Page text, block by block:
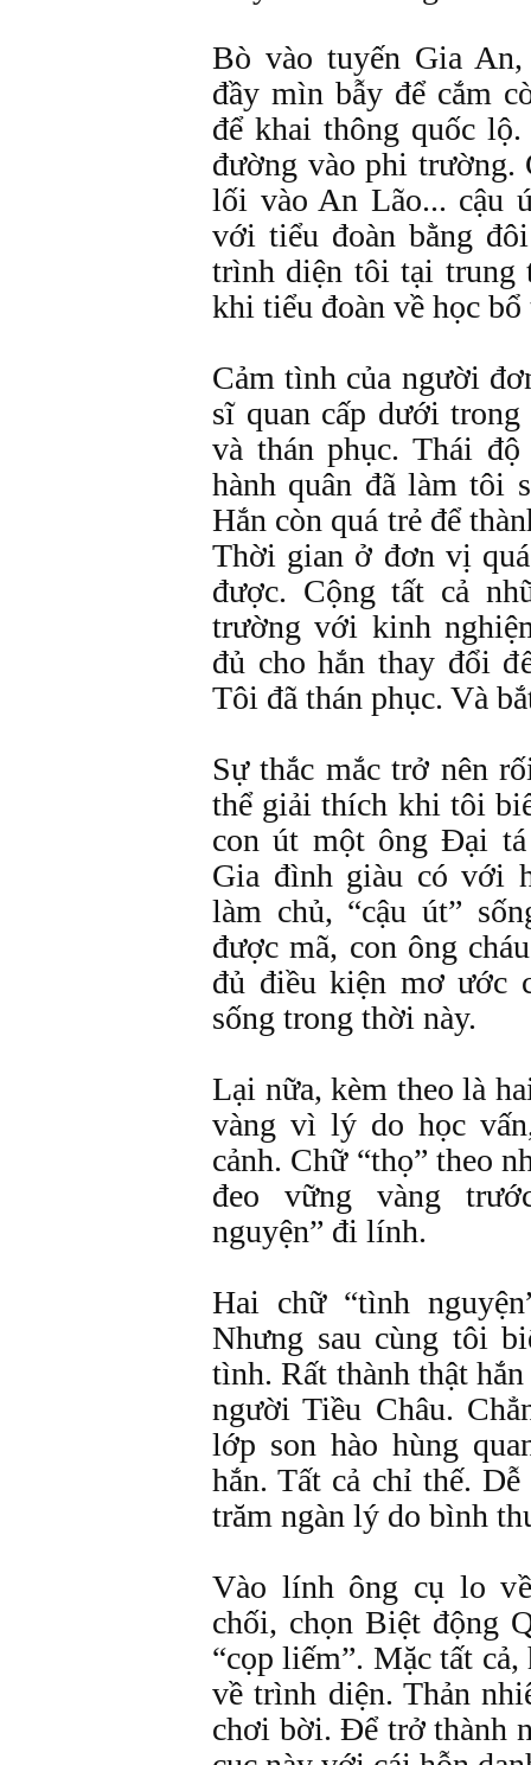
Bò vào tuyến Gia
đầy mìn bẫy để cắm
để khai thông quốc
đường vào phi trường.
lối vào An Lão... cậu
với tiểu đoàn bằng
trình diện tôi tại trung
khi tiểu đoàn về học bổ
Cảm tình của người
sĩ quan cấp dưới
và thán phục. Thái
hành quân đã làm tôi
Hắn còn quá trẻ để
Thời gian ở đơn vị
được. Cộng tất cả
trường với kinh
đủ cho hắn thay đổi
Tôi đã thán phục. Và
Sự thắc mắc trở nên
thể giải thích khi tôi
con út một ông Đại
Gia đình giàu có với
làm chủ, “cậu út”
được mã, con ông
đủ điều kiện mơ ước
sống trong thời này.
Lại nữa, kèm theo là
vàng vì lý do học
cảnh. Chữ “thọ” theo
đeo vững vàng
nguyện” đi lính.
Hai chữ “tình
Nhưng sau cùng tôi
tình. Rất thành thật
người Tiều Châu.
lớp son hào hùng
hắn. Tất cả chỉ thế.
trăm ngàn lý do bình
Vào lính ông cụ lo
chối, chọn Biệt động
“cọp liếm”. Mặc tất
về trình diện. Thản
chơi bời. Để trở thành